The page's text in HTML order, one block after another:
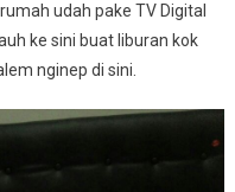
udah pake TV Digital
ke sini buat liburan kok
nginep di sini.